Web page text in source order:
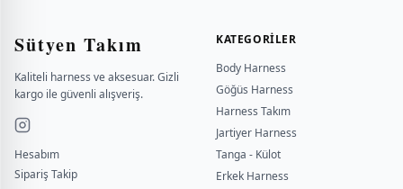
Sütyen Takım
Kaliteli harness ve aksesuar. Gizli
kargo ile güvenli alışveriş.
Hesabım
Sipariş Takip
KATEGORILER
Body Harness
Göğüs Harness
Harness Takım
Jartiyer Harness
Tanga - Külot
Erkek Harness